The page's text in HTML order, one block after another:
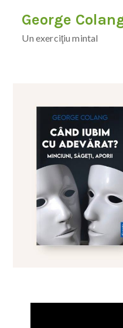
content
George
Un exerciţiu mintal